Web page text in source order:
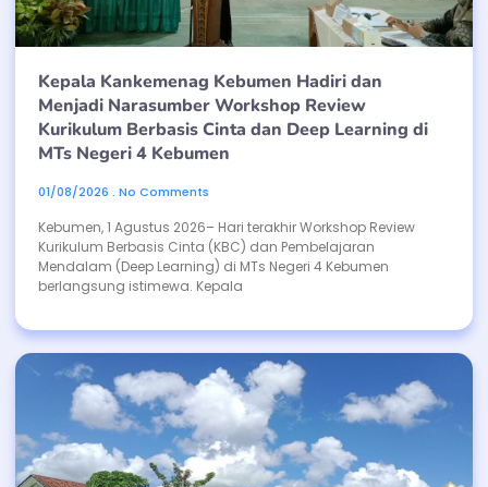
Kepala Kankemenag Kebumen Hadiri dan
Menjadi Narasumber Workshop Review
Kurikulum Berbasis Cinta dan Deep Learning di
MTs Negeri 4 Kebumen
01/08/2026 No Comments
Kebumen, 1 Agustus 2026– Hari terakhir Workshop Review
Kurikulum Berbasis Cinta (KBC) dan Pembelajaran
Mendalam (Deep Learning) di MTs Negeri 4 Kebumen
berlangsung istimewa. Kepala